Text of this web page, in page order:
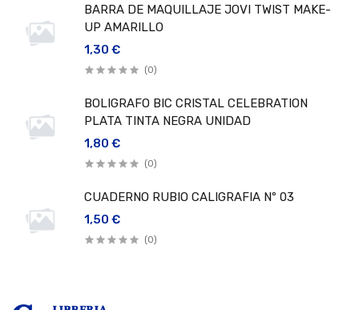
BARRA DE MAQUILLAJE JOVI TWIST MAKE-
UP AMARILLO
1,30 €
(0)
BOLIGRAFO BIC CRISTAL CELEBRATION
PLATA TINTA NEGRA UNIDAD
1,80 €
(0)
CUADERNO RUBIO CALIGRAFIA Nº 03
1,50 €
(0)